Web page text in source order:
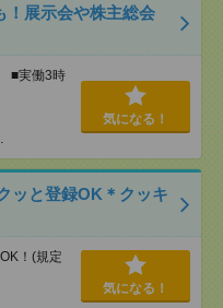
！展示会や株主総会
■実働3時
気になる！
ッと登録OK＊クッキ
！(規定
気になる！